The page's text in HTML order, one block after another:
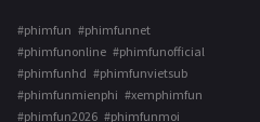
#phimfun #phimfunnet
#phimfunonline #phimfunofficial
#phimfunhd #phimfunvietsub
#phimfunmienphi #xemphimfun
#phimfun2026 #phimfunmoi